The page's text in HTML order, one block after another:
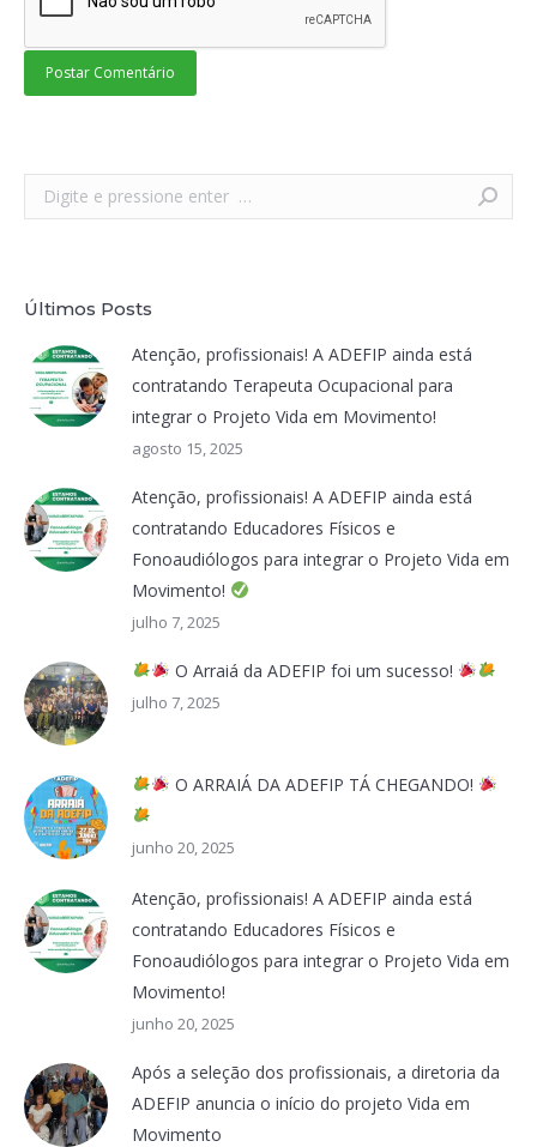
Postar Comentário
Search:
Últimos Posts
Atenção, profissionais! A ADEFIP ainda está
contratando Terapeuta Ocupacional para
integrar o Projeto Vida em Movimento!
agosto 15, 2025
Atenção, profissionais! A ADEFIP ainda está
contratando Educadores Físicos e
Fonoaudiólogos para integrar o Projeto Vida em
Movimento!
julho 7, 2025
O Arraiá da ADEFIP foi um sucesso!
julho 7, 2025
O ARRAIÁ DA ADEFIP TÁ CHEGANDO!
junho 20, 2025
Atenção, profissionais! A ADEFIP ainda está
contratando Educadores Físicos e
Fonoaudiólogos para integrar o Projeto Vida em
Movimento!
junho 20, 2025
Após a seleção dos profissionais, a diretoria da
ADEFIP anuncia o início do projeto Vida em
Movimento